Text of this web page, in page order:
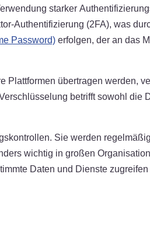
starker
Authentifizierung (2FA), was
Password)erfolgen, der an das
Plattformen übertragen werden,
betrifft sowohl die
Sie werden
wichtig in großen
Daten und Dienste